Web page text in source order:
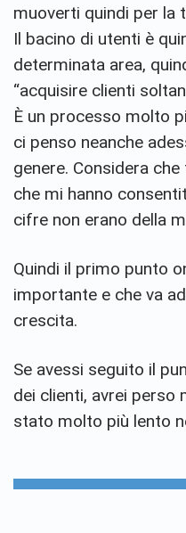
muoverti quindi per la
Il bacino di utenti è
determinata area,
“acquisire clienti
È un processo molto
ci penso neanche
genere. Considera
che mi hanno
cifre non erano della
Quindi il primo punto
importante e che va
crescita.
Se avessi seguito il
dei clienti, avrei perso
stato molto più lento